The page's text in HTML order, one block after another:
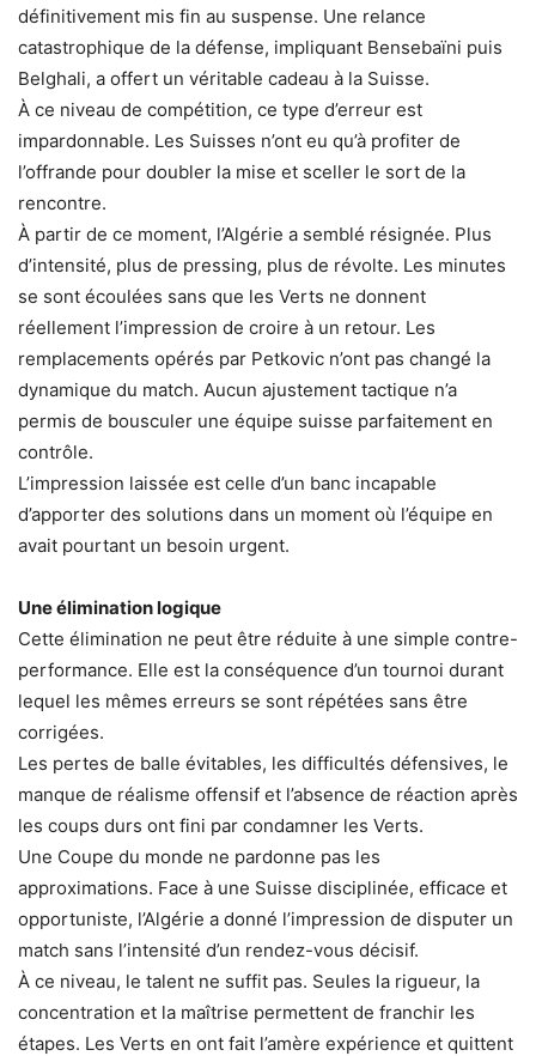
définitivement mis fin au suspense. Une relance
catastrophique de la défense, impliquant Bensebaïni puis
Belghali, a offert un véritable cadeau à la Suisse.
À ce niveau de compétition, ce type d’erreur est
impardonnable. Les Suisses n’ont eu qu’à profiter de
l’offrande pour doubler la mise et sceller le sort de la
rencontre.
À partir de ce moment, l’Algérie a semblé résignée. Plus
d’intensité, plus de pressing, plus de révolte. Les minutes
se sont écoulées sans que les Verts ne donnent
réellement l’impression de croire à un retour. Les
remplacements opérés par Petkovic n’ont pas changé la
dynamique du match. Aucun ajustement tactique n’a
permis de bousculer une équipe suisse parfaitement en
contrôle.
L’impression laissée est celle d’un banc incapable
d’apporter des solutions dans un moment où l’équipe en
avait pourtant un besoin urgent.
Une élimination logique
Cette élimination ne peut être réduite à une simple contre-
performance. Elle est la conséquence d’un tournoi durant
lequel les mêmes erreurs se sont répétées sans être
corrigées.
Les pertes de balle évitables, les difficultés défensives, le
manque de réalisme offensif et l’absence de réaction après
les coups durs ont fini par condamner les Verts.
Une Coupe du monde ne pardonne pas les
approximations. Face à une Suisse disciplinée, efficace et
opportuniste, l’Algérie a donné l’impression de disputer un
match sans l’intensité d’un rendez-vous décisif.
À ce niveau, le talent ne suffit pas. Seules la rigueur, la
concentration et la maîtrise permettent de franchir les
étapes. Les Verts en ont fait l’amère expérience et quittent